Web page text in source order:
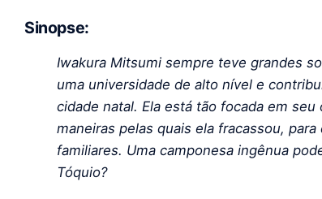
Sinopse:
Iwakura Mitsumi sempre teve grandes
uma universidade de alto nível e
cidade natal. Ela está tão focada em
maneiras pelas quais ela fracassou,
familiares. Uma camponesa ingênua
Tóquio?